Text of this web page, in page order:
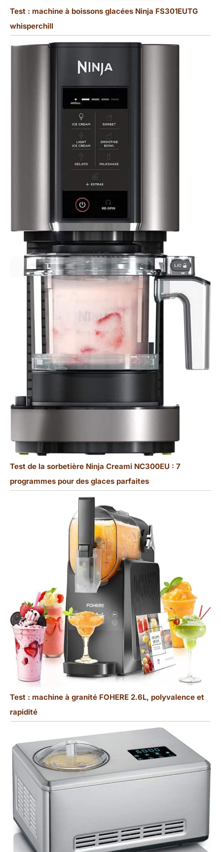
Test : machine à boissons glacées Ninja FS301EUTG
whisperchill
Test de la sorbetière Ninja Creami NC300EU : 7
programmes pour des glaces parfaites
Test : machine à granité FOHERE 2.6L, polyvalence et
rapidité